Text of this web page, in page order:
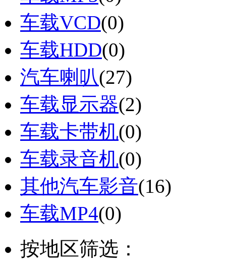
车载VCD(0)
车载HDD(0)
汽车喇叭(27)
车载显示器(2)
车载卡带机(0)
车载录音机(0)
其他汽车影音(16)
车载MP4(0)
按地区筛选：